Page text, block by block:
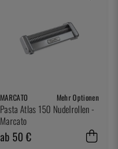
MARCATO Mehr Optionen
Pasta Atlas 150 Nudelrollen -
Marcato
ab 50 €